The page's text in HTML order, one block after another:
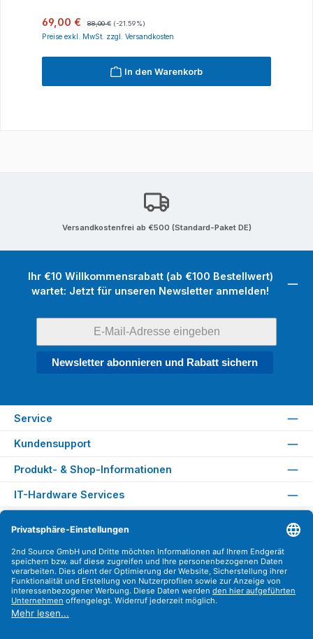
Verkaufspreis:
69,00 € Regulärer Preis:
88,00 € (-21.59%)
Preise exkl. MwSt. zzgl. Versandkosten
In den Warenkorb
Versandkostenfrei ab €500 (Standard-Paket DE)
Ihr €10 Willkommensrabatt (ab €100 Bestellwert)
wartet: Jetzt für unseren Newsletter anmelden!
Newsletter abonnieren und Rabatt sichern
Service
Kundensupport
Produkt- & Shop-Informationen
IT-Hardware Services
Versandarten
Zahlungsarten
Sicher Einkaufen
Find us on